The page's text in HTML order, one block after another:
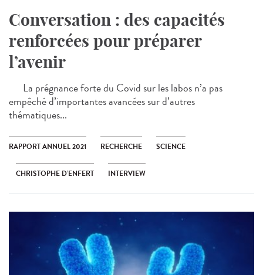
Conversation : des capacités
renforcées pour préparer
l’avenir
La prégnance forte du Covid sur les labos n’a pas
empêché d’importantes avancées sur d’autres
thématiques...
RAPPORT ANNUEL 2021 RECHERCHE SCIENCE
CHRISTOPHE D’ENFERT INTERVIEW